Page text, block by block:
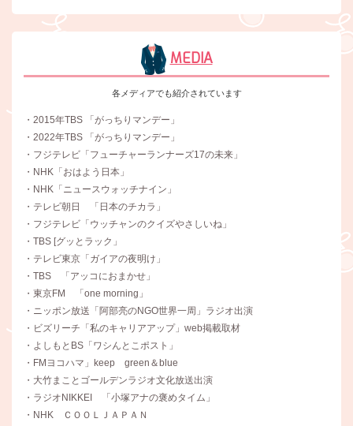
MEDIA
各メディアでも紹介されています
・2015年TBS 「がっちりマンデー」
・2022年TBS 「がっちりマンデー」
・フジテレビ「フューチャーランナーズ17の未来」
・NHK「おはよう日本」
・NHK「ニュースウォッチナイン」
・テレビ朝日 「日本のチカラ」
・フジテレビ「ウッチャンのクイズやさしいね」
・TBS [グッとラック」
・テレビ東京「ガイアの夜明け」
・TBS 「アッコにおまかせ」
・東京FM 「one morning」
・ニッポン放送「阿部亮のNGO世界一周」ラジオ出演
・ビズリーチ「私のキャリアアップ」web掲載取材
・よしもとBS「ワシんとこポスト」
・FMヨコハマ」keep green＆blue
・大竹まことゴールデンラジオ文化放送出演
・ラジオNIKKEI 「小塚アナの褒めタイム」
・NHK ＣＯＯＬＪＡＰＡＮ